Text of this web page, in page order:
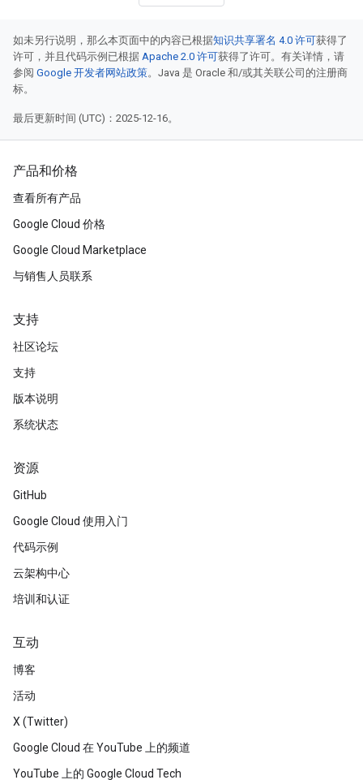
如未另行说明，那么本页面中的内容已根据知识共享署名 4.0 许可获得了
许可，并且代码示例已根据 Apache 2.0 许可获得了许可。有关详情，请
参阅 Google 开发者网站政策。Java 是 Oracle 和/或其关联公司的注册商
标。
最后更新时间 (UTC)：2025-12-16。
产品和价格
查看所有产品
Google Cloud 价格
Google Cloud Marketplace
与销售人员联系
支持
社区论坛
支持
版本说明
系统状态
资源
GitHub
Google Cloud 使用入门
代码示例
云架构中心
培训和认证
互动
博客
活动
X (Twitter)
Google Cloud 在 YouTube 上的频道
YouTube 上的 Google Cloud Tech